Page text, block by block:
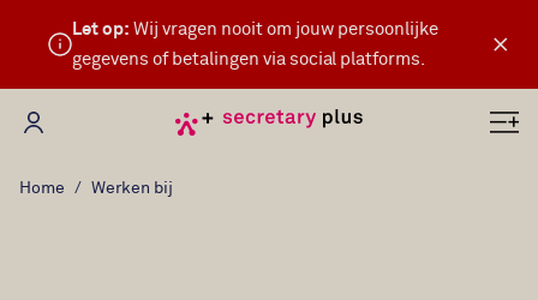
×
Let op: Wij vragen nooit om jouw persoonlijke
gegevens of betalingen via social platforms.
Mijn Secretary Plus
Home Werken bij